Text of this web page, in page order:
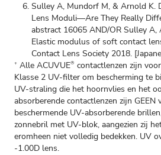
Sulley A, Mundorf M, & Arnold K.
Lens Moduli—Are They Really
abstract 16065 AND/OR Sulley
Elastic modulus of soft contact
Contact Lens Society 2018.
+ Alle ACUVUE® contactlenzen zijn
Klasse 2 UV-filter om bescherming te
UV-straling die het hoornvlies en het
absorberende contactlenzen zijn GEEN
beschermende UV-absorberende
zonnebril met UV-blok, aangezien zij
eromheen niet volledig bedekken. UV
-1.00D lens.